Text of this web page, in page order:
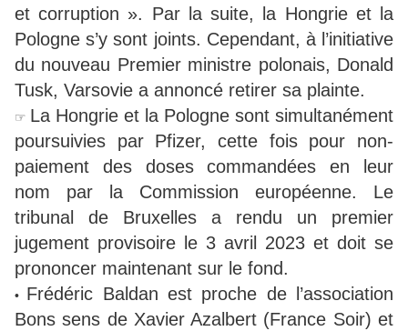
et corruption ». Par la suite, la Hongrie et la
Pologne s’y sont joints. Cependant, à l’initiative
du nouveau Premier ministre polonais, Donald
Tusk, Varsovie a annoncé retirer sa plainte.
☞ La Hongrie et la Pologne sont simultanément
poursuivies par Pfizer, cette fois pour non-
paiement des doses commandées en leur
nom par la Commission européenne. Le
tribunal de Bruxelles a rendu un premier
jugement provisoire le 3 avril 2023 et doit se
prononcer maintenant sur le fond.
• Frédéric Baldan est proche de l’association
Bons sens de Xavier Azalbert (France Soir) et